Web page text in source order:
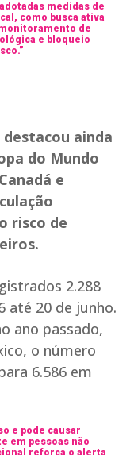
medidas de
como busca ativa
de
e bloqueio
ainda
do Mundo
e
risco de
2.288
até 20 de junho.
ano passado,
o número
6.586 em
e pode causar
em pessoas não